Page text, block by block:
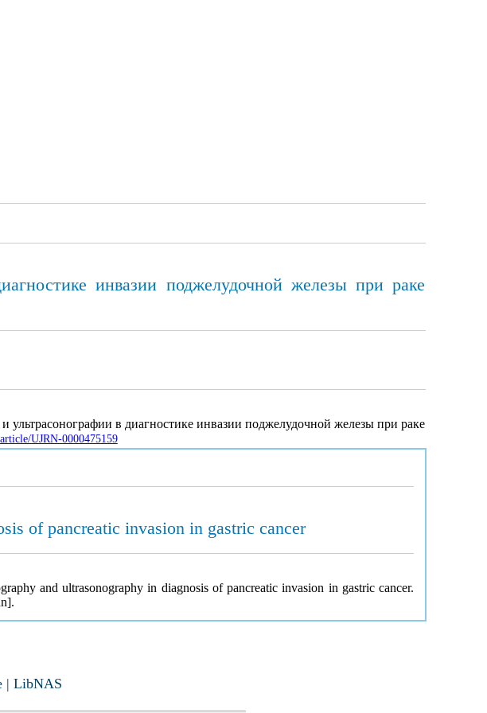
инвазии поджелудочной железы при раке
в диагностике инвазии поджелудочной железы при раке
UJRN-0000475159
of pancreatic invasion in gastric cancer
and ultrasonography in diagnosis of pancreatic invasion in gastric cancer.
| LibNAS